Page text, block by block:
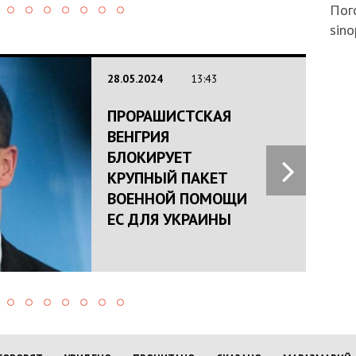
28.05.2024 13:43
ПРОРАШИСТСКАЯ
ВЕНГРИЯ
БЛОКИРУЕТ
КРУПНЫЙ ПАКЕТ
ВОЕННОЙ ПОМОЩИ
ЕС ДЛЯ УКРАИНЫ